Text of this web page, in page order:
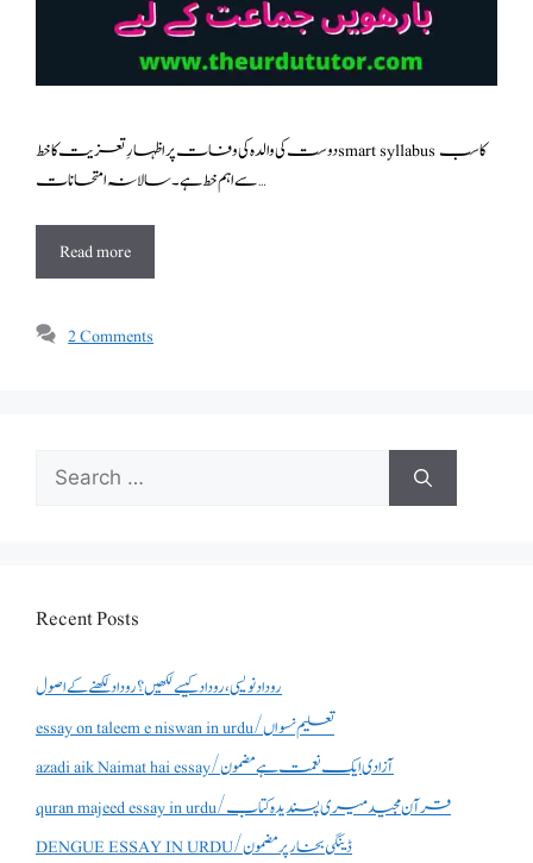
دوست کی والدہ کی وفات پر اظہارِ تعزیت کا خط smart syllabus کا سب
سے اہم خط ہے۔ سالانہ امتحانات …
Read more
2 Comments
Search
for:
Recent Posts
روداد نویسی ،روداد کیسے لکھیں؟ روداد لکھنے کے اصول
essay on taleem e niswan in urdu/تعلیم نسواں
azadi aik Naimat hai essay/آزادی ایک نعمت ہے مضمون
quran majeed essay in urdu/قرآن مجید میری پسندیدہ کتاب
DENGUE ESSAY IN URDU/ڈینگی بخار پر مضمون